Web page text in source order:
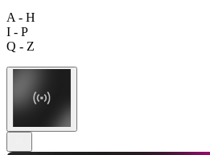
A - H
I - P
Q - Z